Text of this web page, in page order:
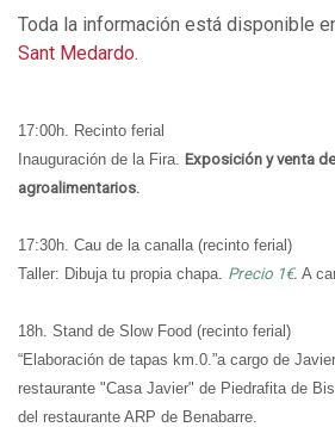
Toda la información está disponible
Sant Medardo.
17:00h. Recinto ferial
Inauguración de la Fira Exposición y venta
agroalimentarios.
17:30h. Cau de la canalla (recinto ferial)
Taller: Dibuja tu propia chapa Precio 1€. A
18h. Stand de Slow Food (recinto ferial)
“Elaboración de tapas km.0.”a cargo de
restaurante "Casa Javier" de Piedrafita de
del restaurante ARP de Benabarre.